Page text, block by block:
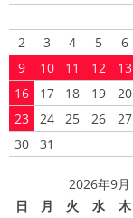
2
3 4 5 6
9
10 11 12 13
16
17 18 19 20
23
24 25 26 27
30
31
2026年9月
日
月 火 水 木